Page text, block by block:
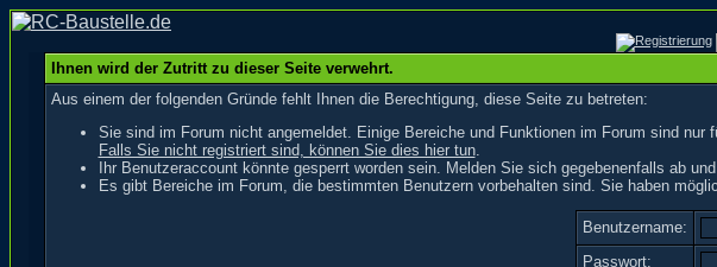
Ihnen wird der Zutritt zu dieser Seite verwehrt.
Aus einem der folgenden Gründe fehlt Ihnen die Berechtigung, diese Seite zu betreten:
Sie sind im Forum nicht angemeldet. Einige Bereiche und Funktionen im Forum sind
Falls Sie nicht registriert sind, können Sie dies hier tun.
Ihr Benutzeraccount könnte gesperrt worden sein. Melden Sie sich gegebenenfalls ab
Es gibt Bereiche im Forum, die bestimmten Benutzern vorbehalten sind. Sie haben
Benutzername:
Passwort: